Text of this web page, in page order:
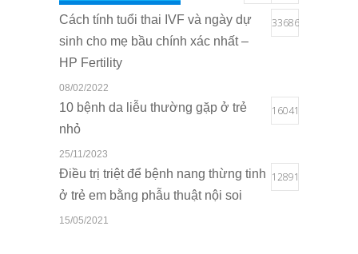
Cách tính tuổi thai IVF và ngày dự
sinh cho mẹ bầu chính xác nhất –
HP Fertility
33686
08/02/2022
10 bệnh da liễu thường gặp ở trẻ
nhỏ
16041
25/11/2023
Điều trị triệt để bệnh nang thừng tinh
ở trẻ em bằng phẫu thuật nội soi
12891
15/05/2021